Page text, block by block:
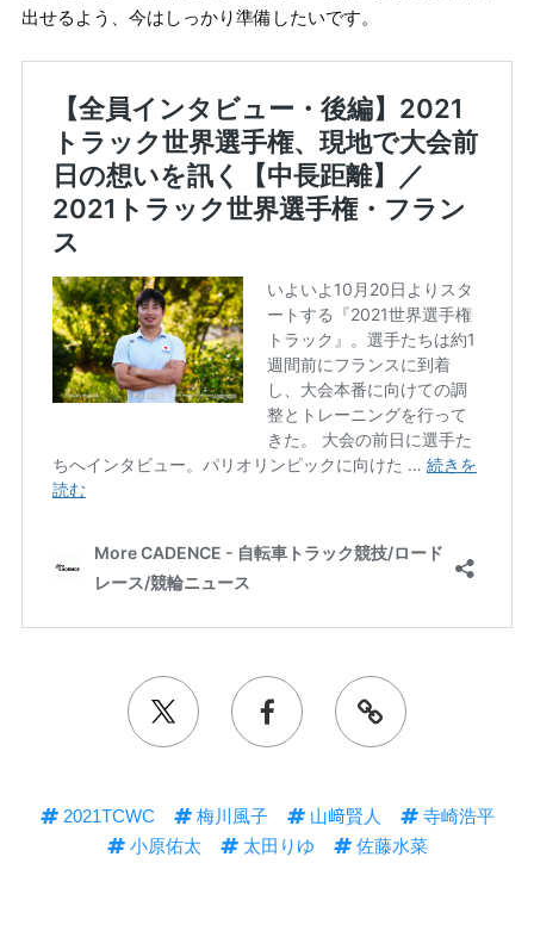
出せるよう、今はしっかり準備したいです。
2021TCWC 梅川風子 山﨑賢人
寺崎浩平
小原佑太
太田りゆ 佐藤水菜